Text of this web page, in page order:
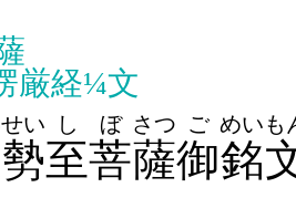
厳経¼文
勢
せい
至
し
菩
ぼ
薩
さつ
御
ご
銘
めいも